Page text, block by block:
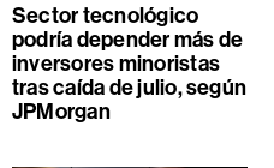
Sector tecnológico
podría depender más de
inversores minoristas
tras caída de julio, según
JPMorgan